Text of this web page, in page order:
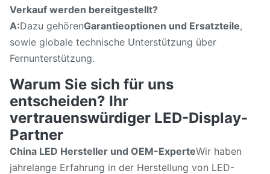
Verkauf werden bereitgestellt?
A:Dazu gehörenGarantieoptionen und Ersatzteile,
sowie globale technische Unterstützung über
Fernunterstützung.
Warum Sie sich für uns
entscheiden? Ihr
vertrauenswürdiger LED-Display-
Partner
China LED Hersteller und OEM-ExperteWir haben
jahrelange Erfahrung in der Herstellung von LED-